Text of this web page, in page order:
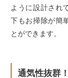
ように設計され
下もお掃除が簡
とができます。
通気性抜群